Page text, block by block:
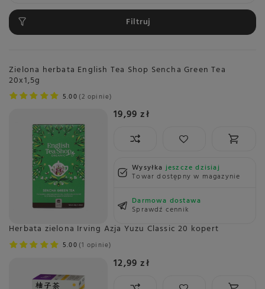
Filtruj
Zielona herbata English Tea Shop Sencha Green Tea
20x1,5g
5.00 2 opinie
19,99 zł
Wysyłkajeszcze dzisiaj
Towar dostępny w magazynie
Darmowa dostawa
Sprawdź cennik
Herbata zielona Irving Azja Yuzu Classic 20 kopert
5.00 1 opinie
12,99 zł